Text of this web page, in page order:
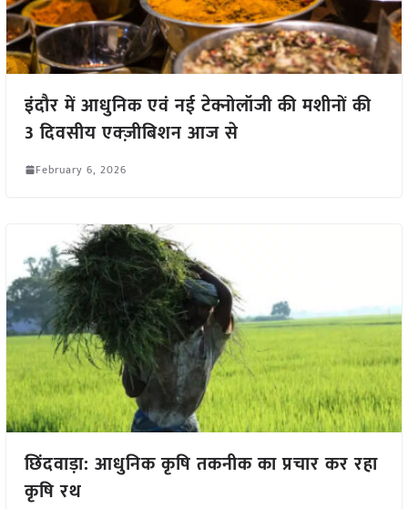
इंदौर में आधुनिक एवं नई टेक्नोलॉजी की मशीनों की
3 दिवसीय एक्ज़ीबिशन आज से
February 6, 2026
छिंदवाड़ा: आधुनिक कृषि तकनीक का प्रचार कर रहा
कृषि रथ